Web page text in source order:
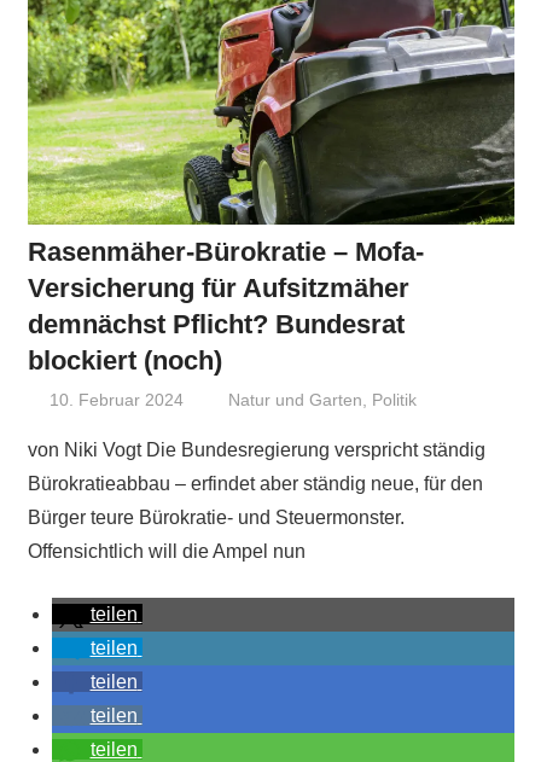
Rasenmäher-Bürokratie – Mofa-
Versicherung für Aufsitzmäher
demnächst Pflicht? Bundesrat
blockiert (noch)
10. Februar 2024 Niki Vogt
Natur und Garten, Politik
von Niki Vogt Die Bundesregierung verspricht ständig
Bürokratieabbau – erfindet aber ständig neue, für den
Bürger teure Bürokratie- und Steuermonster.
Offensichtlich will die Ampel nun
teilen
teilen
teilen
teilen
teilen